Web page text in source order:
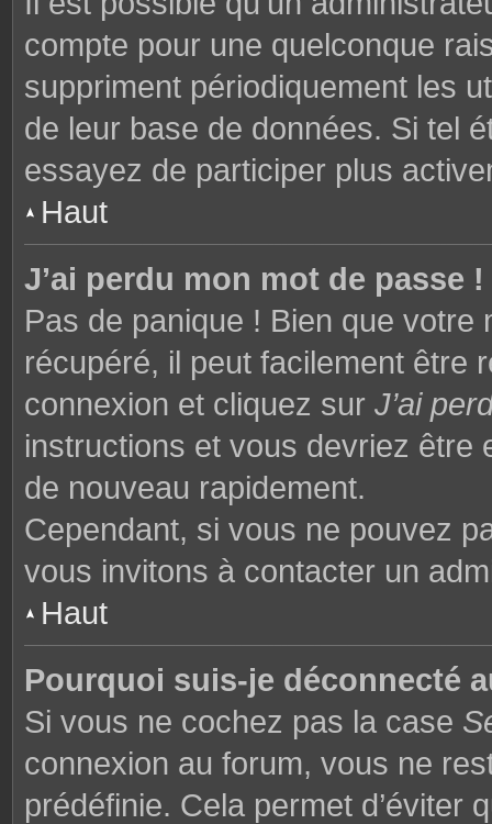
compte pour une quelconque
suppriment périodiquement les
de leur base de données. Si tel
essayez de participer plus
Haut
J’ai perdu mon mot de passe !
Pas de panique ! Bien que
récupéré, il peut facilement être
connexion et cliquez sur J’ai
instructions et vous devriez être
de nouveau rapidement.
Cependant, si vous ne pouvez
vous invitons à contacter un
Haut
Pourquoi suis-je déconnecté
Si vous ne cochez pas la case
connexion au forum, vous ne
prédéfinie. Cela permet d’éviter